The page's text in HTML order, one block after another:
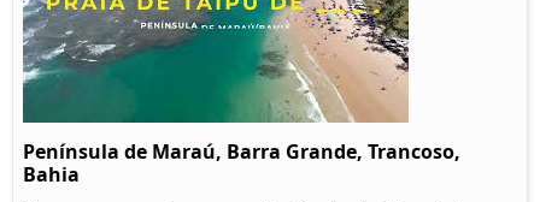
Península de Maraú, Barra Grande, Trancoso,
Bahia